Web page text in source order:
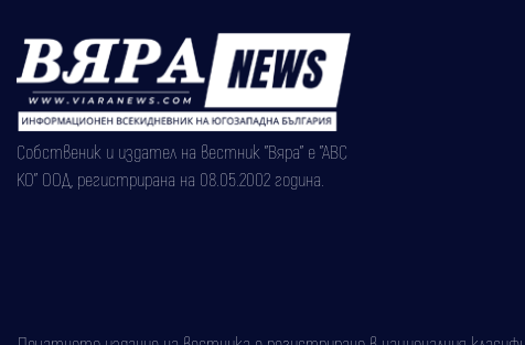
Собственик и издател на вестник "Вяра" е "АВС
КО" ООД, регистрирана на 08.05.2002 година.